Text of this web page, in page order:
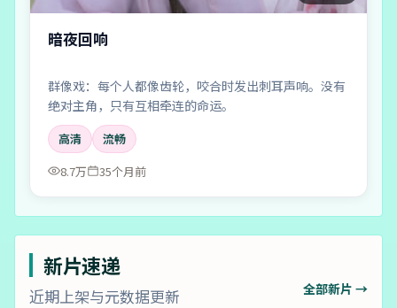
暗夜回响
群像戏：每个人都像齿轮，咬合时发出刺耳声响。没有
绝对主角，只有互相牵连的命运。
高清
流畅
8.7万
35个月前
新片速递
近期上架与元数据更新 全部新片 →